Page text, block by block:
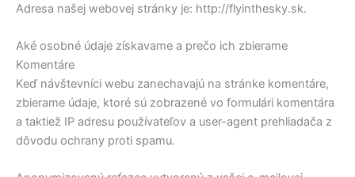
Adresa našej webovej stránky je: http://flyinthesky.sk.
Aké osobné údaje získavame a prečo ich zbierame
Komentáre
Keď návštevníci webu zanechavajú na stránke komentáre,
zbierame údaje, ktoré sú zobrazené vo formulári komentára
a taktiež IP adresu používateľov a user-agent prehliadača z
dôvodu ochrany proti spamu.